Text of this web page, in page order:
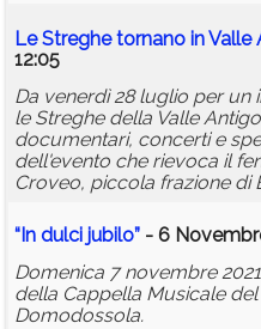
Le Streghe tornano in Valle
12:05
Da venerdì 28 luglio per un
le Streghe della Valle
documentari, concerti e
dell'evento che rievoca il
Croveo, piccola frazione di
“In dulci jubilo” - 6
Domenica 7 novembre
della Cappella Musicale
Domodossola.